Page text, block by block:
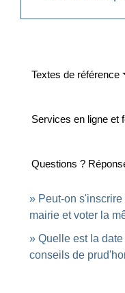
Textes de référence
Services en ligne et
Questions ?
Peut-on
mairie et voter la
Quelle est la
conseils de